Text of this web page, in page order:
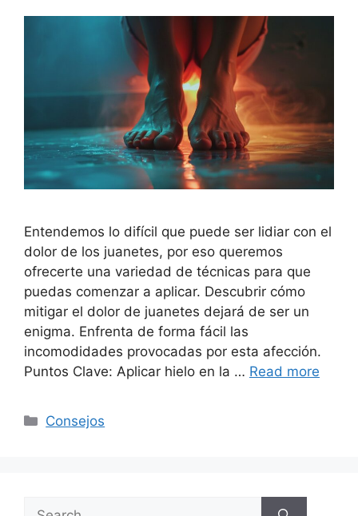
Entendemos lo difícil que puede ser lidiar con el
dolor de los juanetes, por eso queremos
ofrecerte una variedad de técnicas para que
puedas comenzar a aplicar. Descubrir cómo
mitigar el dolor de juanetes dejará de ser un
enigma. Enfrenta de forma fácil las
incomodidades provocadas por esta afección.
Puntos Clave: Aplicar hielo en la … Read more
Categories
Consejos